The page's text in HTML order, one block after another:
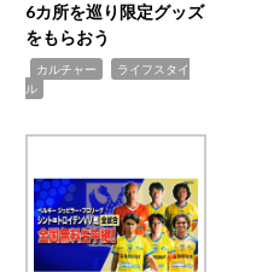
6カ所を巡り限定グッズ
をもらおう
カルチャー
ライフスタイ
ル